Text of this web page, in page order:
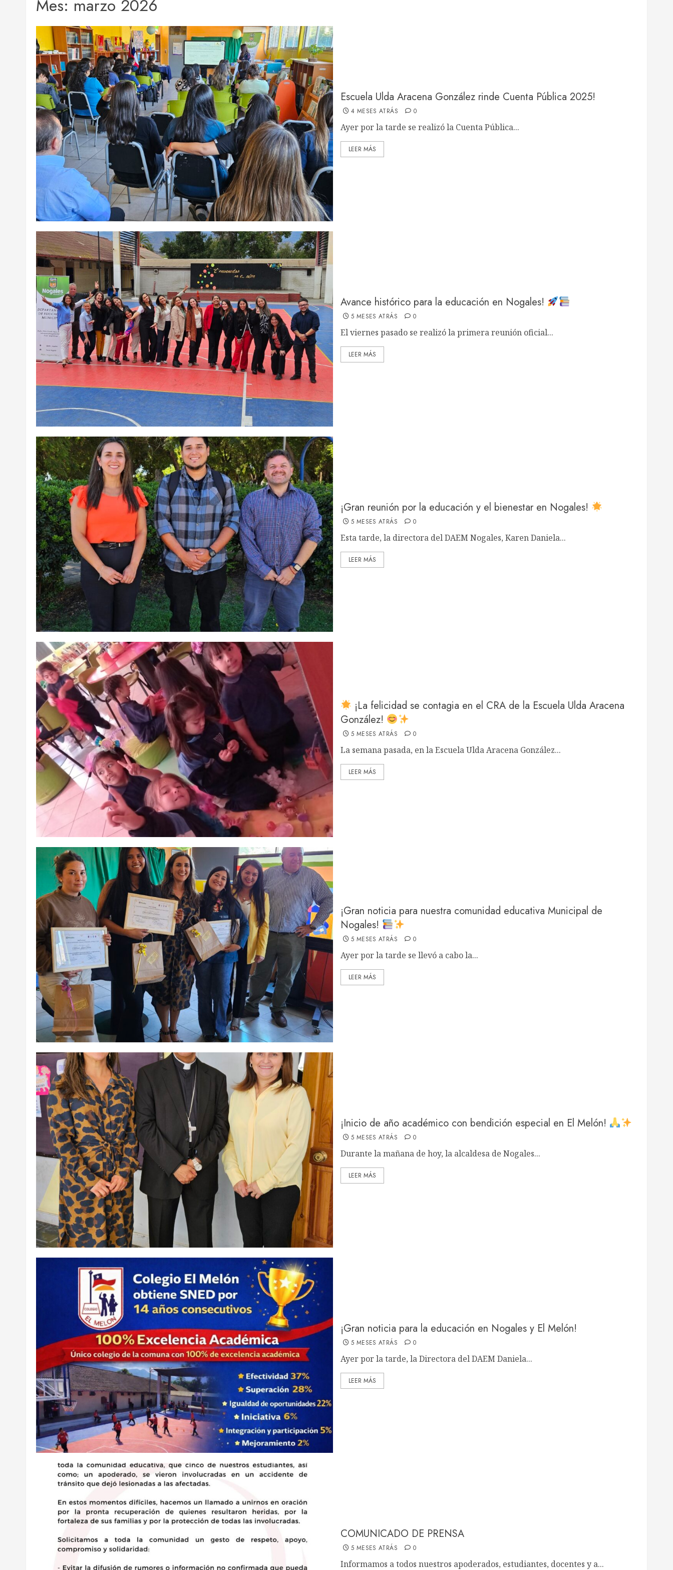
Mes: marzo 2026
Escuela Ulda Aracena González rinde Cuenta Pública 2025!
4 MESES ATRÁS 0
Ayer por la tarde se realizó la Cuenta Pública...
LEER MÁS
Avance histórico para la educación en Nogales!
5 MESES ATRÁS 0
El viernes pasado se realizó la primera reunión oficial...
LEER MÁS
¡Gran reunión por la educación y el bienestar en Nogales!
5 MESES ATRÁS 0
Esta tarde, la directora del DAEM Nogales, Karen Daniela...
LEER MÁS
¡La felicidad se contagia en el CRA de la Escuela Ulda Aracena
González!
5 MESES ATRÁS 0
La semana pasada, en la Escuela Ulda Aracena González...
LEER MÁS
¡Gran noticia para nuestra comunidad educativa Municipal de
Nogales!
5 MESES ATRÁS 0
Ayer por la tarde se llevó a cabo la...
LEER MÁS
¡Inicio de año académico con bendición especial en El Melón!
5 MESES ATRÁS 0
Durante la mañana de hoy, la alcaldesa de Nogales...
LEER MÁS
¡Gran noticia para la educación en Nogales y El Melón!
5 MESES ATRÁS 0
Ayer por la tarde, la Directora del DAEM Daniela...
LEER MÁS
COMUNICADO DE PRENSA
5 MESES ATRÁS 0
Informamos a todos nuestros apoderados, estudiantes, docentes y a...